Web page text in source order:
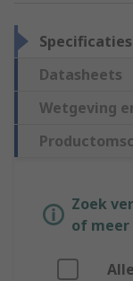
Specificaties
Datasheets
Wetgeving
Zoek
of